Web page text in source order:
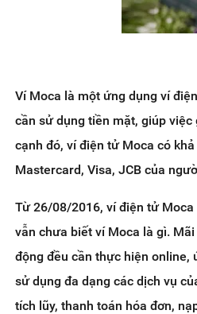
Ví Moca là một ứng dụng ví
cần sử dụng tiền mặt, giúp
cạnh đó, ví điện tử Moca có
Mastercard, Visa, JCB của
Từ 26/08/2016, ví điện tử
vẫn chưa biết ví Moca là gì.
động đều cần thực hiện online,
sử dụng đa dạng các dịch vụ
tích lũy, thanh toán hóa đơn,